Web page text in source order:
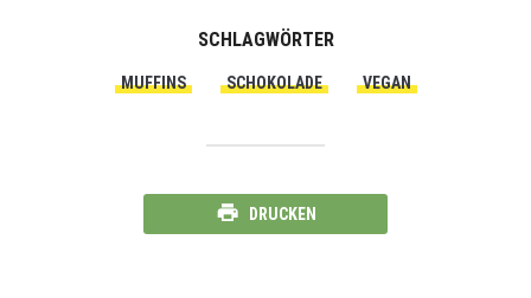
SCHLAGWÖRTER
MUFFINS SCHOKOLADE VEGAN
DRUCKEN